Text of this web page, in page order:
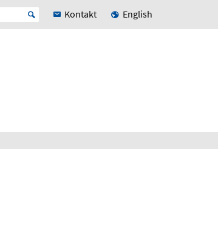
Kontakt English